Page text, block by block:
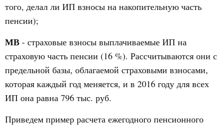
того, делал ли ИП взносы на накопительную часть
пенсии);
МВ - страховые взносы выплачиваемые ИП на
страховую часть пенсии (16 %). Рассчитываются они с
предельной базы, облагаемой страховыми взносами,
которая каждый год меняется, и в 2016 году для всех
ИП она равна 796 тыс. руб.
Приведем пример расчета ежегодного пенсионного